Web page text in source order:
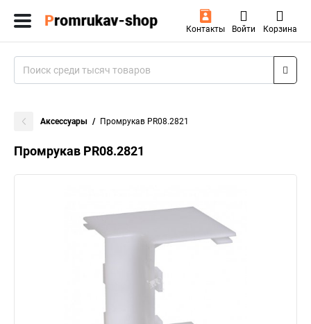
Контакты Войти Корзина
Аксессуары Промрукав PR08.2821
Промрукав PR08.2821